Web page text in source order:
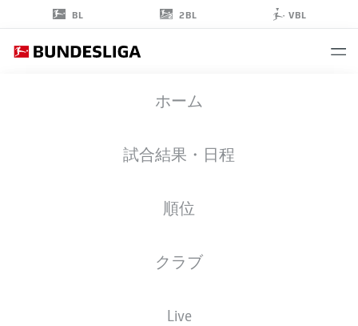
BL 2BL VBL
ホーム
試合結果・日程
順位
クラブ
Live